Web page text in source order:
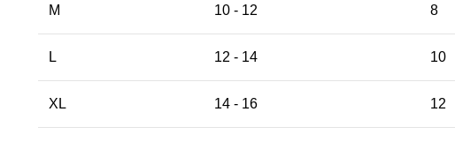
M 10 - 12 8
L 12 - 14 10
XL 14 - 16 12